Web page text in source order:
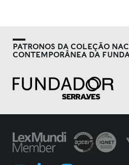
PATRONOS DA COLEÇÃO
CONTEMPORÂNEA DA